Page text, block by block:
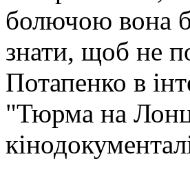
болючою вона
знати, щоб не
Потапенко в
"Тюрма на